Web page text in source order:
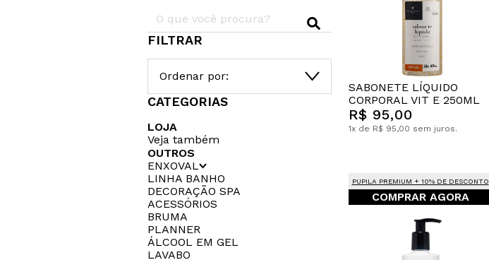
FILTRAR
Ordenar por:
CATEGORIAS
LOJA
Veja também
OUTROS
ENXOVAL
LINHA BANHO
DECORAÇÃO SPA
ACESSÓRIOS
BRUMA
PLANNER
ÁLCOOL EM GEL
LAVABO
SABONETE LÍQUIDO
CORPORAL VIT E 250ML
R$ 95,00
1x de R$ 95,00 sem juros.
PUPILA PREMIUM + 10% DE DESCONTO
COMPRAR AGORA